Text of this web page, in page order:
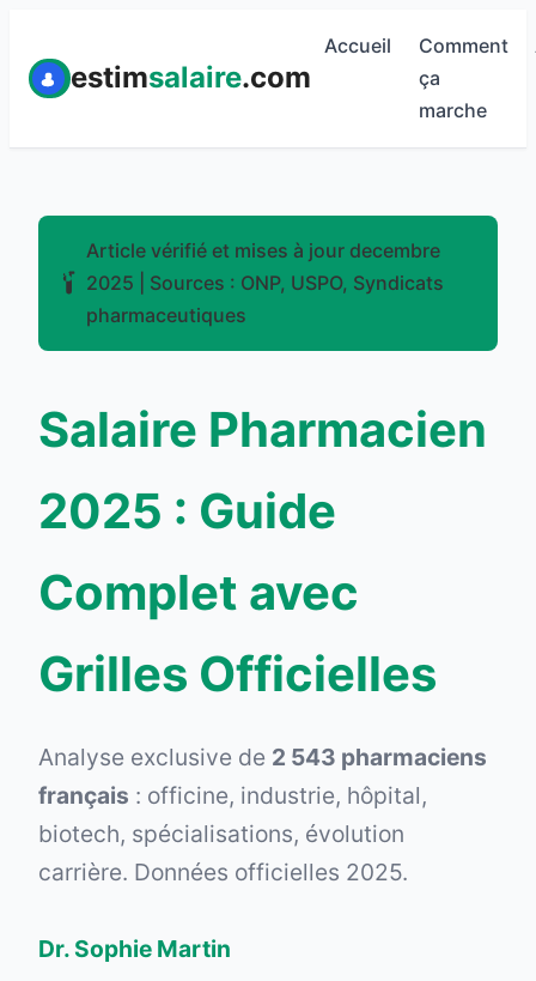
estimsalaire.com
Accueil
Comment
ça
marche
Article vérifié et mises à jour decembre
2025 | Sources : ONP, USPO, Syndicats
pharmaceutiques
Salaire Pharmacien
2025 : Guide
Complet avec
Grilles Officielles
Analyse exclusive de 2 543 pharmaciens
français : officine, industrie, hôpital,
biotech, spécialisations, évolution
carrière. Données officielles 2025.
Dr. Sophie Martin